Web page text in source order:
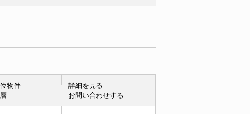
物件
詳細を見る
お問い合わせする